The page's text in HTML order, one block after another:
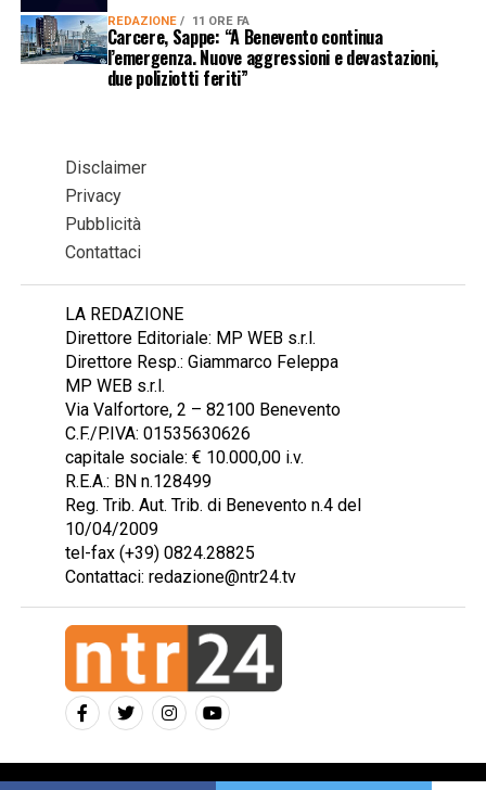
REDAZIONE 11 ORE FA
Carcere, Sappe: “A Benevento continua
l’emergenza. Nuove aggressioni e devastazioni,
due poliziotti feriti”
Disclaimer
Privacy
Pubblicità
Contattaci
LA REDAZIONE
Direttore Editoriale: MP WEB s.r.l.
Direttore Resp.: Giammarco Feleppa
MP WEB s.r.l.
Via Valfortore, 2 – 82100 Benevento
C.F./P.IVA: 01535630626
capitale sociale: € 10.000,00 i.v.
R.E.A.: BN n.128499
Reg. Trib. Aut. Trib. di Benevento n.4 del
10/04/2009
tel-fax (+39) 0824.28825
Contattaci: redazione@ntr24.tv